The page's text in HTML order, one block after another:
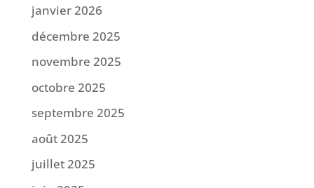
janvier 2026
décembre 2025
novembre 2025
octobre 2025
septembre 2025
août 2025
juillet 2025